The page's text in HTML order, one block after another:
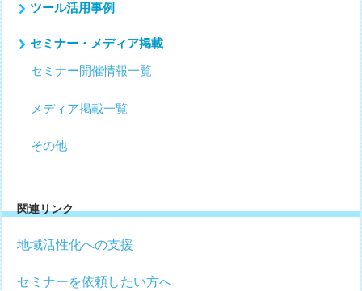
ツール活用事例
セミナー・メディア掲載
セミナー開催情報一覧
メディア掲載一覧
その他
関連リンク
地域活性化への支援
セミナーを依頼したい方へ